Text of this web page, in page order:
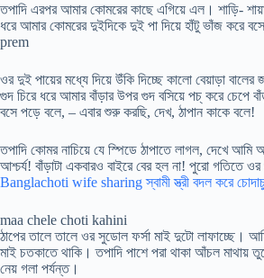
তপাদি এরপর আমার কোমরের কাছে এগিয়ে এল। শাড়ি-
ধরে আমার কোমরের দুইদিকে দুই পা দিয়ে হাঁটু ভাঁজ করে
prem
ওর দুই পায়ের মধ্যে দিয়ে উঁকি দিচ্ছে কালো বেয়াড়া
গুদ চিরে ধরে আমার বাঁড়ার উপর গুদ বসিয়ে পচ্ করে চেপে
বসে পড়ে বলে, – এবার শুরু করছি, দেখ, ঠাপান কাকে বলে!
তপাদি কোমর নাচিয়ে যে স্পিডে ঠাপাতে লাগল, দেখে
আশ্চর্য! বাঁড়াটা একবারও বাইরে বের হল না! পুরো গতিতে
Banglachoti wife sharing স্বামী স্ত্রী বদল করে
maa chele choti kahini
ঠাপের তালে তালে ওর সুডোল ফর্সা মাই দুটো লাফাচ্ছে।
মাই চতকাতে থাকি। তপাদি পাশে পরা থাকা আঁচল মাথায়
নেয় গলা পর্যন্ত।